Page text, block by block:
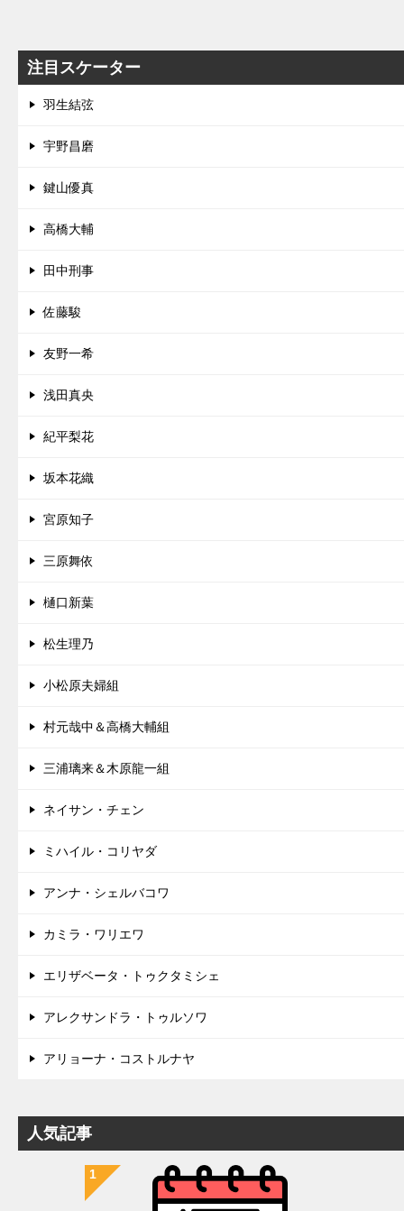
注目スケーター
羽生結弦
宇野昌磨
鍵山優真
高橋大輔
田中刑事
佐藤駿
友野一希
浅田真央
紀平梨花
坂本花織
宮原知子
三原舞依
樋口新葉
松生理乃
小松原夫婦組
村元哉中＆高橋大輔組
三浦璃来＆木原龍一組
ネイサン・チェン
ミハイル・コリヤダ
アンナ・シェルバコワ
カミラ・ワリエワ
エリザベータ・トゥクタミシェ
アレクサンドラ・トゥルソワ
アリョーナ・コストルナヤ
人気記事